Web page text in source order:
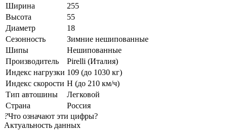
Ширина
255
Высота
55
Диаметр
18
Сезонность
Зимние нешипованные
Шипы
Нешипованные
Производитель
Pirelli (Италия)
Индекс нагрузки 109 (до 1030 кг)
Индекс скорости H (до 210 км/ч)
Тип автошины
Легковой
Страна
Россия
?Что означают эти цифры?
Актуальность данных